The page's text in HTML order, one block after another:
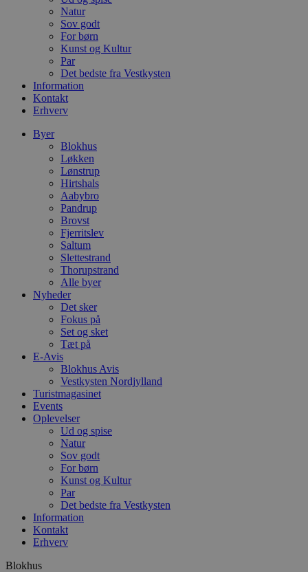
Natur
Sov godt
For børn
Kunst og Kultur
Par
Det bedste fra Vestkysten
Information
Kontakt
Erhverv
Byer
Blokhus
Løkken
Lønstrup
Hirtshals
Aabybro
Pandrup
Brovst
Fjerritslev
Saltum
Slettestrand
Thorupstrand
Alle byer
Nyheder
Det sker
Fokus på
Set og sket
Tæt på
E-Avis
Blokhus Avis
Vestkysten Nordjylland
Turistmagasinet
Events
Oplevelser
Ud og spise
Natur
Sov godt
For børn
Kunst og Kultur
Par
Det bedste fra Vestkysten
Information
Kontakt
Erhverv
Blokhus